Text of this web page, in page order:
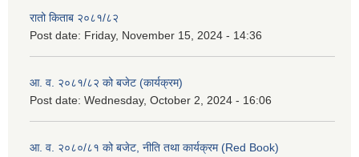
रातो किताब २०८१/८२
Post date: Friday, November 15, 2024 - 14:36
आ. व. २०८१/८२ को बजेट (कार्यक्रम)
Post date: Wednesday, October 2, 2024 - 16:06
आ. व. २०८०/८१ को बजेट, नीति तथा कार्यक्रम (Red Book)